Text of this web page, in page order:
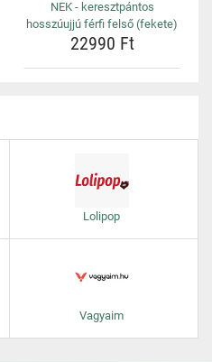
NEK - keresztpántos
hosszúujjú férfi felső (fekete)
22990 Ft
Lolipop
Vagyaim